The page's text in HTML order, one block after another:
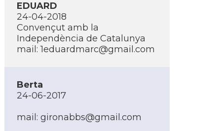
EDUARD
24-04-2018
Convençut amb la
Independència de Catalunya
mail:1eduardmarc@gmail.com
Berta
24-06-2017
mail: gironabbs@gmail.com